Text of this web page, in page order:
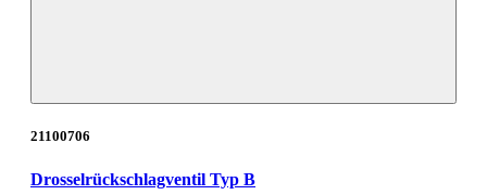
21100706
Drosselrückschlagventil Typ B